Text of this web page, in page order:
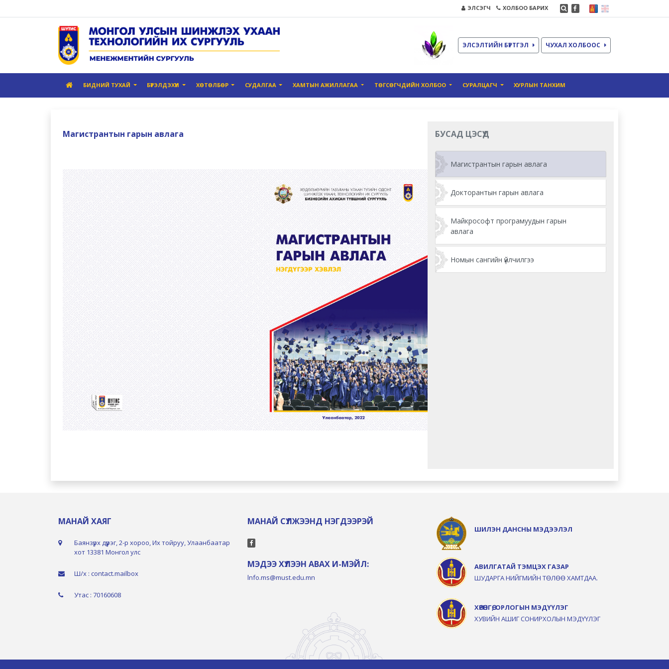
ЭЛСЭГЧ ХОЛБОО БАРИХ
ЭЛСЭЛТИЙН БҮРТГЭЛ ЧУХАЛ ХОЛБООС
БИДНИЙ ТУХАЙ БҮРЭЛДЭХҮҮН ХӨТӨЛБӨР СУДАЛГАА ХАМТЫН АЖИЛЛАГАА ТӨГСӨГЧДИЙН ХОЛБОО СУРАЛЦАГЧ ХУРЛЫН ТАНХИМ
Магистрантын гарын авлага БУСАД ЦЭСҮҮД
Магистрантын гарын авлага
Докторантын гарын авлага
Майкрософт програмуудын гарын
авлага
Номын сангийн үйлчилгээ
МАНАЙ ХАЯГ
Баянзүрх дүүрэг, 2-р хороо, Их тойруу, Улаанбаатар
хот 13381 Монгол улс
Ш/х : contact.mailbox
Утас : 70160608
МАНАЙ СҮЛЖЭЭНД НЭГДЭЭРЭЙ
МЭДЭЭ ХҮЛЭЭН АВАХ И-МЭЙЛ:
lnfo.ms@must.edu.mn
ШИЛЭН ДАНСНЫ МЭДЭЭЛЭЛ
АВИЛГАТАЙ ТЭМЦЭХ ГАЗАР
ШУДАРГА НИЙГМИЙН ТӨЛӨӨ ХАМТДАА.
ХӨРӨНГӨ, ОРЛОГЫН МЭДҮҮЛЭГ
ХУВИЙН АШИГ СОНИРХОЛЫН МЭДҮҮЛЭГ